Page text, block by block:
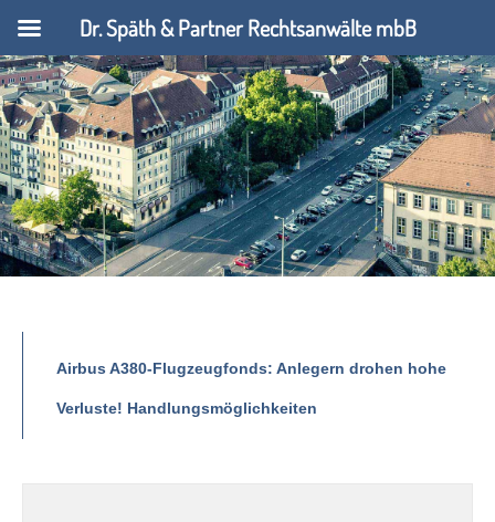
Airbus A380-Flugzeugfonds: Anlegern drohen hohe
Verluste! Handlungsmöglichkeiten
Dr. Späth & Partner Rechtsanwälte mbB